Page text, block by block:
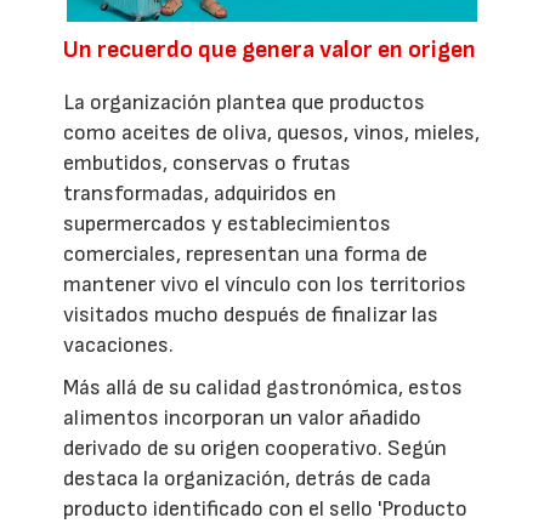
Un recuerdo que genera valor en origen
La organización plantea que productos
como aceites de oliva, quesos, vinos, mieles,
embutidos, conservas o frutas
transformadas, adquiridos en
supermercados y establecimientos
comerciales, representan una forma de
mantener vivo el vínculo con los territorios
visitados mucho después de finalizar las
vacaciones.
Más allá de su calidad gastronómica, estos
alimentos incorporan un valor añadido
derivado de su origen cooperativo. Según
destaca la organización, detrás de cada
producto identificado con el sello 'Producto